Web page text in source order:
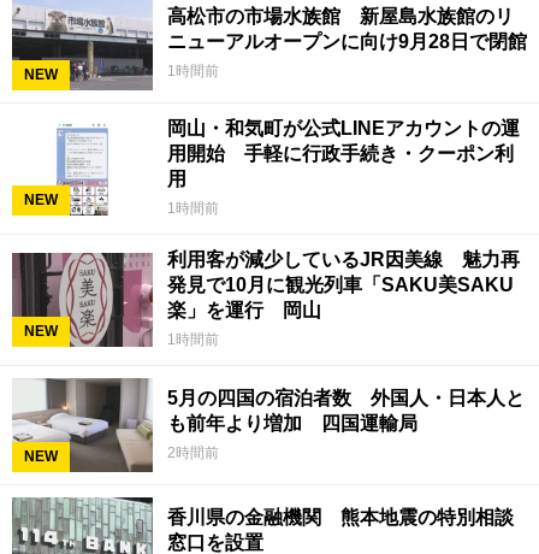
NEW
高松市の市場水族館 新屋島水族館のリ
ニューアルオープンに向け9月28日で閉館
1時間前
NEW
岡山・和気町が公式LINEアカウントの運
用開始 手軽に行政手続き・クーポン利
用
1時間前
NEW
利用客が減少しているJR因美線 魅力再
発見で10月に観光列車「SAKU美SAKU
楽」を運行 岡山
1時間前
NEW
5月の四国の宿泊者数 外国人・日本人と
も前年より増加 四国運輸局
2時間前
香川県の金融機関 熊本地震の特別相談
窓口を設置